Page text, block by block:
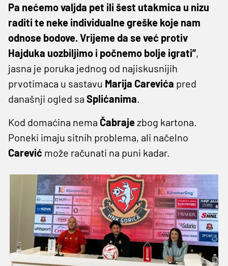
Pa nećemo valjda pet ili šest utakmica u nizu
raditi te neke individualne greške koje nam
odnose bodove. Vrijeme da se već protiv
Hajduka uozbiljimo i počnemo bolje igrati”,
jasna je poruka jednog od najiskusnijih
prvotimaca u sastavu Marija Carevića pred
današnji ogled sa Splićanima.
Kod domaćina nema Čabrajezbog kartona.
Poneki imaju sitnih problema, ali načelno
Carević može računati na puni kadar.